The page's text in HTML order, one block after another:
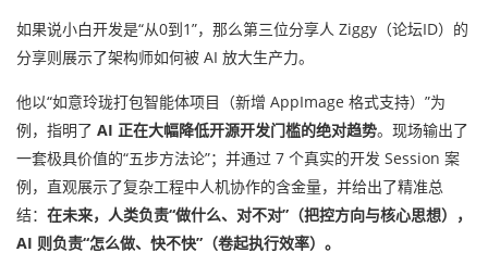
如果说小白开发是“从0到1”，那么第三位分享人 Ziggy （论坛ID） 的
分享则展示了架构师如何被 AI 放大生产力。
他以“如意玲珑打包智能体项目（新增 AppImage 格式支持）”为
例，指明了 AI 正在大幅降低开源开发门槛的绝对趋势。现场输出了
一套极具价值的“五步方法论”；并通过 7 个真实的开发 Session 案
例，直观展示了复杂工程中人机协作的含金量，并给出了精准总
结： 在未来，人类负责“做什么、对不对”（把控方向与核心思想），
AI 则负责“怎么做、快不快”（卷起执行效率）。